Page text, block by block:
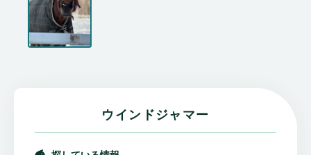
ウインドジャマー